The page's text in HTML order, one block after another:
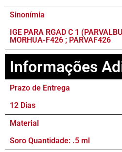
Sinonímia
IGE PARA RGAD C 1
MORHUA-F426 ; PARVAF426
Informações
Prazo de Entrega
12 Dias
Material
Soro Quantidade: .5 ml